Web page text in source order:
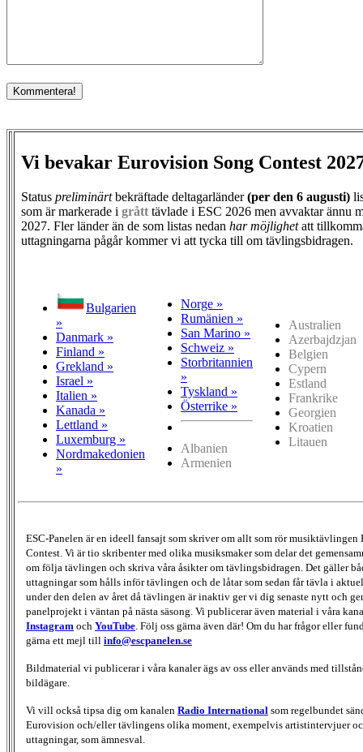
Vi bevakar Eurovision Song Contest
Status preliminärtbekräftade deltagarländer(per den 6 augusti)
som är markerade i grått tävlade i ESC 2026 men avvaktar ännu
2027. Fler länder än de som listas nedan har möjlighetatt
uttagningarna pågår kommer vi att tycka till om tävlingsbidragen.
Bulgarien
»
Danmark »
Finland »
Grekland »
Israel »
Italien »
Kanada »
Lettland »
Luxemburg »
Nordmakedonien
»
Norge »
Rumänien »
San Marino »
Schweiz »
Storbritannien
»
Tyskland »
Österrike »
Albanien
Armenien
Australien
Azerbajdzjan
Belgien
Cypern
Estland
Frankrike
Georgien
Kroatien
Litauen
ESC-Panelen är en ideell fansajt som skriver om allt som rör musiktävlingen
Contest. Vi är tio skribenter med olika musiksmaker som delar det
om följa tävlingen och skriva våra åsikter om tävlingsbidragen. Det gäller
uttagningar som hålls inför tävlingen och de låtar som sedan får tävla i
under den delen av året då tävlingen är inaktiv ger vi dig senaste nytt och
panelprojekt i väntan på nästa säsong. Vi publicerar även material i våra
Instagram och YouTube. Följ oss gärna även där! Om du har frågor eller
gärna ett mejl till info@escpanelen.se
Bildmaterial vi publicerar i våra kanaler ägs av oss eller används med
bildägare.
Vi vill också tipsa dig om kanalen Radio International som regelbundet
Eurovision och/eller tävlingens olika moment, exempelvis artistintervjuer
uttagningar, som ämnesval.